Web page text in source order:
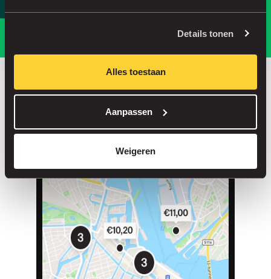
Details tonen
Alles toestaan
Aanpassen
Weigeren
Parkeer slimmer, met onze app.
Bespaar tot 30% in onze parkeergarages
Straatparkeren zonder servicekosten